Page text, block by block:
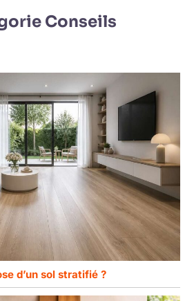
Conseils
d’un sol stratifié ?